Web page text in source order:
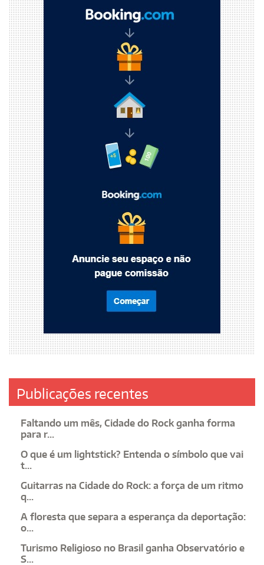
Publicações recentes
Faltando um mês, Cidade do Rock ganha forma
para r...
O que é um lightstick? Entenda o símbolo que vai
t...
Guitarras na Cidade do Rock: a força de um ritmo
q...
A floresta que separa a esperança da deportação:
o...
Turismo Religioso no Brasil ganha Observatório e
S...